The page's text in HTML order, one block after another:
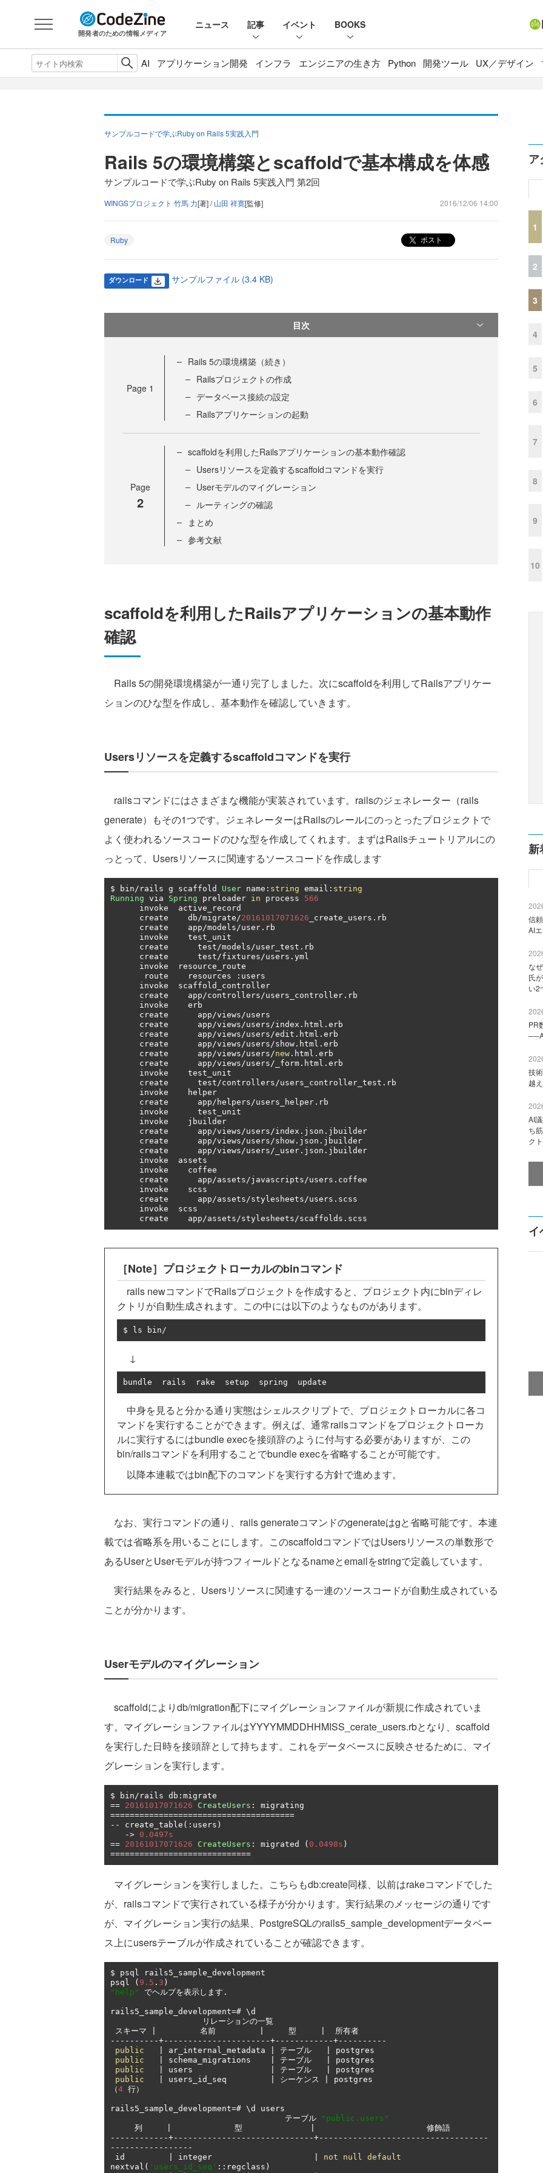
開発者のための情報メディア
ニュース 記事 イベント BOOKS
AI アプリケーション開発 インフラ エンジニアの生き方 Python 開発ツール UX／デザイン
サンプルコードで学ぶRuby on Rails 5実践入門
Rails 5の環境構築とscaffoldで基本構成を体感
サンプルコードで学ぶRuby on Rails 5実践入門 第2回
WINGSプロジェクト 竹馬 力[著] /山田 祥寛[監修] 2016/12/06 14:00
Ruby ポスト
ダウンロード サンプルファイル (3.4 KB)
目次
Page 1
Rails 5の環境構築（続き）
Railsプロジェクトの作成
データベース接続の設定
Railsアプリケーションの起動
Page
2
scaffoldを利用したRailsアプリケーションの基本動作確認
Usersリソースを定義するscaffoldコマンドを実行
Userモデルのマイグレーション
ルーティングの確認
まとめ
参考文献
scaffoldを利用したRailsアプリケーションの基本動作
確認
Rails 5の開発環境構築が一通り完了しました。次にscaffoldを利用してRailsアプリケー
ションのひな型を作成し、基本動作を確認していきます。
Usersリソースを定義するscaffoldコマンドを実行
railsコマンドにはさまざまな機能が実装されています。railsのジェネレーター（rails
generate）もその1つです。ジェネレーターはRailsのレールにのっとったプロジェクトで
よく使われるソースコードのひな型を作成してくれます。まずはRailsチュートリアルにの
っとって、Usersリソースに関連するソースコードを作成します
$ bin/ rails g scaffold User name : string email : string
Running via Spring preloader in process 566
      create    db
/migrate/20161017071626 _create_users . rb
      create    app
/models/user . rb
      create      test
/models/user_test . rb
      create      test
/fixtures/users . yml
       route    resources
: users
      create    app
/controllers/users_controller . rb
      create      app
/views/users
      create      app
/views/users/index . html . erb
      create      app
/views/users/edit . html . erb
      create      app
/views/users/show . html . erb
      create      app
/views/users/new . html . erb
      create      app
/views/users/ _form . html . erb
      create      test
/controllers/users_controller_test . rb
      create      app
/ helpers/users_helper . rb
      create      app
/views/users/index . json . jbuilder
      create      app
/views/users/show . json . jbuilder
      create      app
/views/users/ _user . json . jbuilder
      create      app
/assets/javascripts/users . coffee
      create      app
/assets/stylesheets/users . scss
      create    app
/assets/stylesheets/scaffolds . scss
［Note］プロジェクトローカルのbinコマンド
rails newコマンドでRailsプロジェクトを作成すると、プロジェクト内にbinディレ
クトリが自動生成されます。この中には以下のようなものがあります。
$ ls bin/
↓
bundle  rails  rake  setup  spring  update
中身を見ると分かる通り実態はシェルスクリプトで、プロジェクトローカルに各コ
マンドを実行することができます。例えば、通常railsコマンドをプロジェクトローカ
ルに実行するにはbundle execを接頭辞のように付与する必要がありますが、この
bin/railsコマンドを利用することでbundle execを省略することが可能です。
以降本連載ではbin配下のコマンドを実行する方針で進めます。
なお、実行コマンドの通り、rails generateコマンドのgenerateはgと省略可能です。本連
載では省略系を用いることにします。このscaffoldコマンドではUsersリソースの単数形で
あるUserとUserモデルが持つフィールドとなるnameとemailをstringで定義しています。
実行結果をみると、Usersリソースに関連する一連のソースコードが自動生成されている
ことが分かります。
Userモデルのマイグレーション
scaffoldによりdb/migration配下にマイグレーションファイルが新規に作成されていま
す。マイグレーションファイルはYYYYMMDDHHMISS_cerate_users.rbとなり、scaffold
を実行した日時を接頭辞として持ちます。これをデータベースに反映させるために、マイ
グレーションを実行します。
$ bin/ rails db :
== 20161017071626 CreateUsers :
======================================
--
create_table (: users )
-> 0.0497s
== 20161017071626 CreateUsers : migrated ( 0.0498s )
=============================
マイグレーションを実行しました。こちらもdb:create同様、以前はrakeコマンドでした
が、railsコマンドで実行されている様子が分かります。実行結果のメッセージの通りです
が、マイグレーション実行の結果、PostgreSQLのrails5_sample_developmentデータベー
ス上にusersテーブルが作成されていることが確認できます。
$ psql rails5_sample_development
psql
( 9.5 . 3 )
"help"
でヘルプを表示します.
rails5_sample_development=# \d
リレーションの一覧
スキーマ
名前 型
所有者
----------+----------------------+------------+----------
public
ar_internal_metadata テーブル
postgres
public
schema_migrations テーブル
postgres
public
users テーブル
postgres
public
users_id_seq シーケンス
（4 行）
rails5_sample_development=# \d users
テーブル
"public.users"
列
型
修飾語
------------+-----------------------------+-----------------------------------
-----------------
id
integer not null default
nextval ( 'users_id_seq' :: regclass )
ア
1
2
3
4
5
6
7
8
9
10
新
信
AI
な
氏
い2
PR
技
越
AI
ち
ク
イ